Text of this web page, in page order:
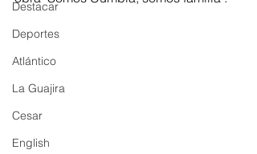
Destacar
Deportes
Atlántico
La Guajira
Cesar
English